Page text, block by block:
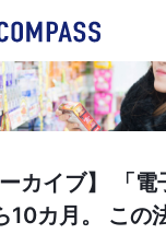
カイブ】 「電
10カ月。 この